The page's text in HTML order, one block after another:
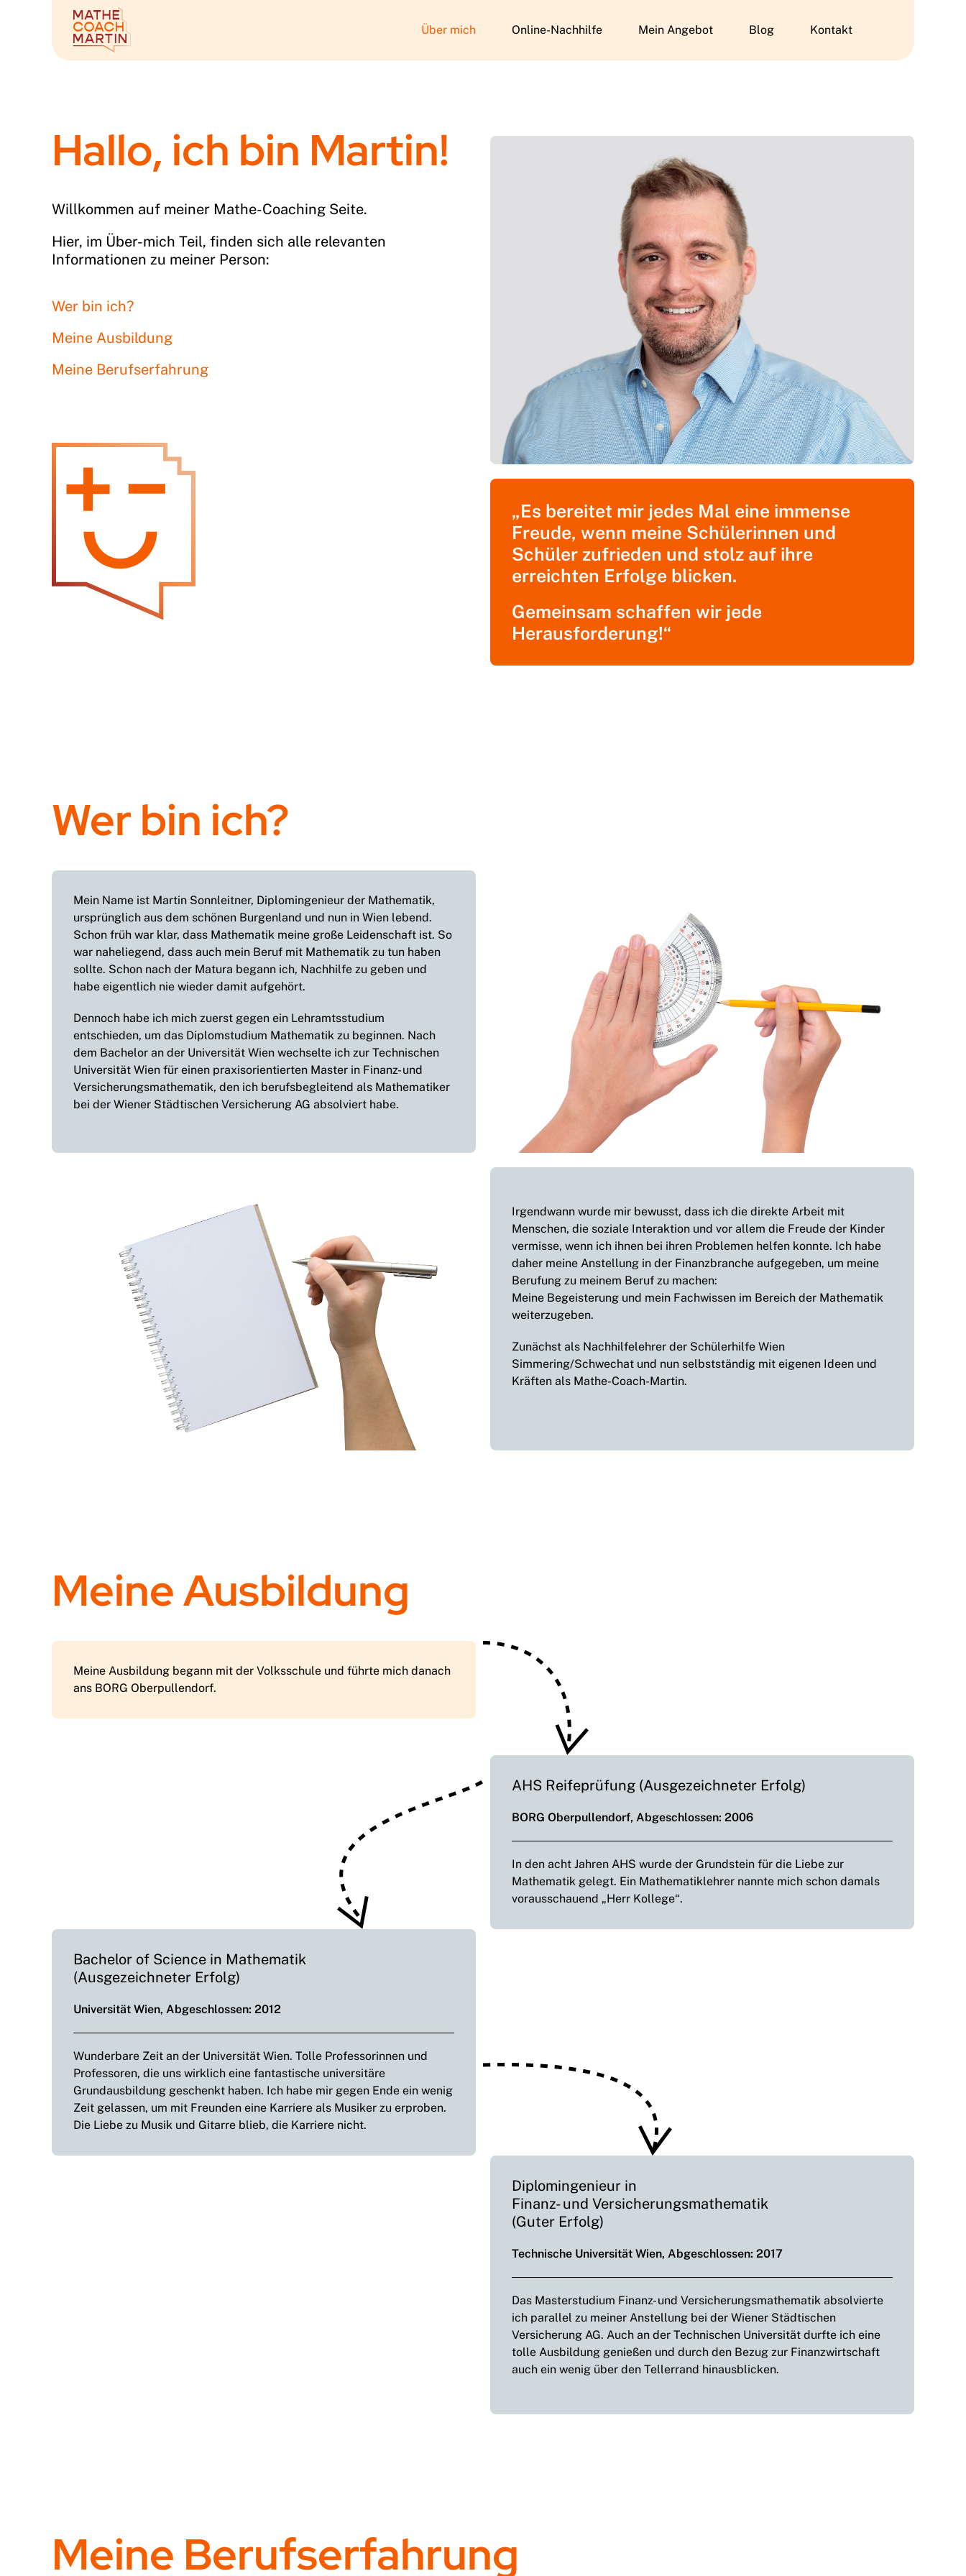
Über mich Online-Nachhilfe Mein Angebot Blog Kontakt
Hallo, ich bin Martin!
Willkommen auf meiner Mathe-Coaching Seite.
Hier, im Über-mich Teil, finden sich alle relevanten
Informationen zu meiner Person:
Wer bin ich?
Meine Ausbildung
Meine Berufserfahrung
„Es bereitet mir jedes Mal eine immense
Freude, wenn meine Schülerinnen und
Schüler zufrieden und stolz auf ihre
erreichten Erfolge blicken.
Gemeinsam schaffen wir jede
Herausforderung!“
Wer bin ich?
Mein Name ist Martin Sonnleitner, Diplomingenieur der Mathematik,
ursprünglich aus dem schönen Burgenland und nun in Wien lebend.
Schon früh war klar, dass Mathematik meine große Leidenschaft ist. So
war naheliegend, dass auch mein Beruf mit Mathematik zu tun haben
sollte. Schon nach der Matura begann ich, Nachhilfe zu geben und
habe eigentlich nie wieder damit aufgehört.
Dennoch habe ich mich zuerst gegen ein Lehramtsstudium
entschieden, um das Diplomstudium Mathematik zu beginnen. Nach
dem Bachelor an der Universität Wien wechselte ich zur Technischen
Universität Wien für einen praxisorientierten Master in Finanz- und
Versicherungsmathematik, den ich berufsbegleitend als Mathematiker
bei der Wiener Städtischen Versicherung AG absolviert habe.
Irgendwann wurde mir bewusst, dass ich die direkte Arbeit mit
Menschen, die soziale Interaktion und vor allem die Freude der Kinder
vermisse, wenn ich ihnen bei ihren Problemen helfen konnte. Ich habe
daher meine Anstellung in der Finanzbranche aufgegeben, um meine
Berufung zu meinem Beruf zu machen:
Meine Begeisterung und mein Fachwissen im Bereich der Mathematik
weiterzugeben.
Zunächst als Nachhilfelehrer der Schülerhilfe Wien
Simmering/Schwechat und nun selbstständig mit eigenen Ideen und
Kräften als Mathe-Coach-Martin.
Meine Ausbildung
Meine Ausbildung begann mit der Volksschule und führte mich danach
ans BORG Oberpullendorf.
AHS Reifeprüfung (Ausgezeichneter Erfolg)
BORG Oberpullendorf, Abgeschlossen: 2006
In den acht Jahren AHS wurde der Grundstein für die Liebe zur
Mathematik gelegt. Ein Mathematiklehrer nannte mich schon damals
vorausschauend „Herr Kollege“.
Bachelor of Science in Mathematik
(Ausgezeichneter Erfolg)
Universität Wien, Abgeschlossen: 2012
Wunderbare Zeit an der Universität Wien. Tolle Professorinnen und
Professoren, die uns wirklich eine fantastische universitäre
Grundausbildung geschenkt haben. Ich habe mir gegen Ende ein wenig
Zeit gelassen, um mit Freunden eine Karriere als Musiker zu erproben.
Die Liebe zu Musik und Gitarre blieb, die Karriere nicht.
Diplomingenieur in
Finanz- und Versicherungsmathematik
(Guter Erfolg)
Technische Universität Wien, Abgeschlossen: 2017
Das Masterstudium Finanz- und Versicherungsmathematik absolvierte
ich parallel zu meiner Anstellung bei der Wiener Städtischen
Versicherung AG. Auch an der Technischen Universität durfte ich eine
tolle Ausbildung genießen und durch den Bezug zur Finanzwirtschaft
auch ein wenig über den Tellerrand hinausblicken.
Meine Berufserfahrung